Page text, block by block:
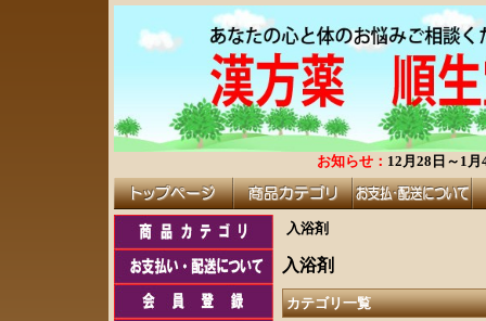
お知らせ： 12月28日～1
入浴剤
入浴剤
カテゴリ一覧